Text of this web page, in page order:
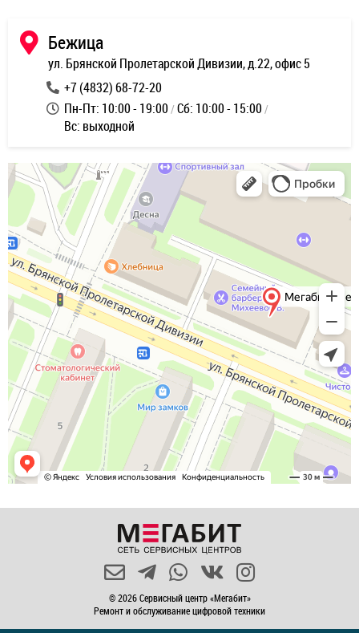
Бежица
ул. Брянской Пролетарской Дивизии, д.22, офис 5
+7 (4832) 68-72-20
Пн-Пт: 10:00 - 19:00 Сб: 10:00 - 15:00
Вс: выходной
© 2026 Сервисный центр «Мегабит»
Ремонт и обслуживание цифровой техники